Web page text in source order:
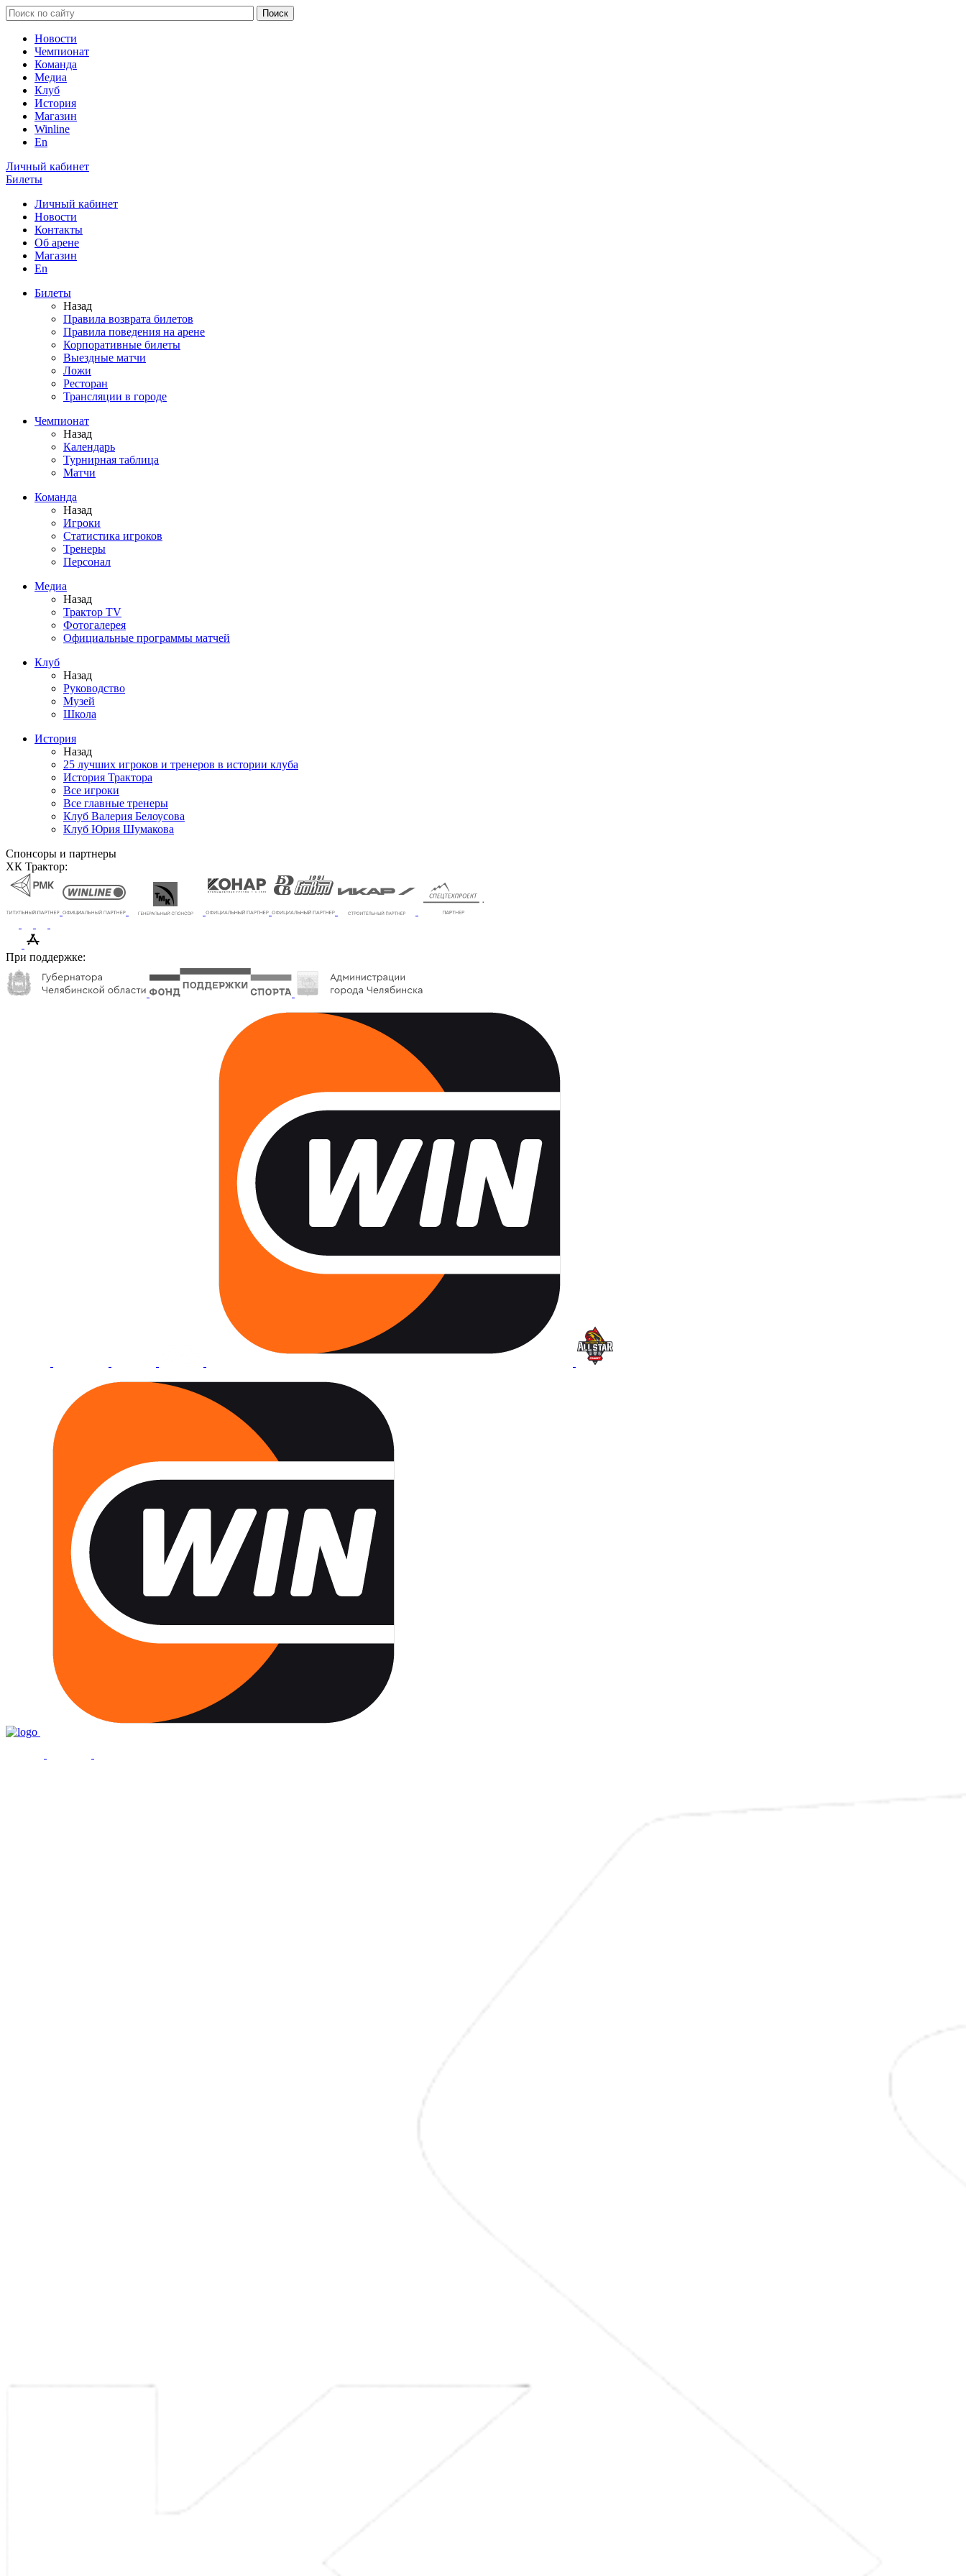
Новости
Чемпионат
Команда
Медиа
Клуб
История
Магазин
Winline
En
Личный кабинет
Билеты
Личный кабинет
Новости
Контакты
Об арене
Магазин
En
Билеты
Назад
Правила возврата билетов
Правила поведения на арене
Корпоративные билеты
Выездные матчи
Ложи
Ресторан
Трансляции в городе
Чемпионат
Назад
Календарь
Турнирная таблица
Матчи
Команда
Назад
Игроки
Статистика игроков
Тренеры
Персонал
Медиа
Назад
Трактор TV
Фотогалерея
Официальные программы матчей
Клуб
Назад
Руководство
Музей
Школа
История
Назад
25 лучших игроков и тренеров в истории клуба
История Трактора
Все игроки
Все главные тренеры
Клуб Валерия Белоусова
Клуб Юрия Шумакова
Спонсоры и партнеры
ХК Трактор:
При поддержке: